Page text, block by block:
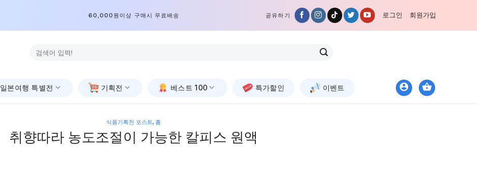
60,000원이상 구매시 무료배송 공유하기 로그인 회원가입
색:
일본여행 특별전 기획전 베스트 100 특가할인 이벤트
식품기획전 포스트,홈
취향따라 농도조절이 가능한 칼피스 원액